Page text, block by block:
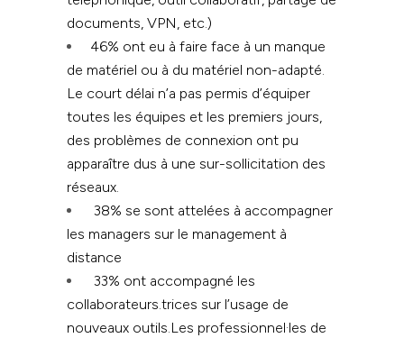
documents, VPN, etc.)
46% ont eu à faire face à un manque
de matériel ou à du matériel non-adapté.
Le court délai n’a pas permis d’équiper
toutes les équipes et les premiers jours,
des problèmes de connexion ont pu
apparaître dus à une sur-sollicitation des
réseaux.
38% se sont attelées à accompagner
les managers sur le management à
distance
33% ont accompagné les
collaborateurs.trices sur l’usage de
nouveaux outils.Les professionnel·les de